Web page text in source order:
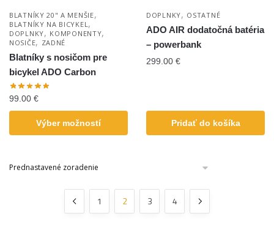
BLATNÍKY 20" A MENŠIE,
BLATNÍKY NA BICYKEL ,
DOPLNKY, KOMPONENTY,
NOSIČE, ZADNÉ
Blatníky s nosičom pre
bicykel ADO Carbon
99.00 €
Výber možností
DOPLNKY, OSTATNÉ
ADO AIR dodatočná batéria
– powerbank
299.00 €
Pridať do košíka
1 2 3 4